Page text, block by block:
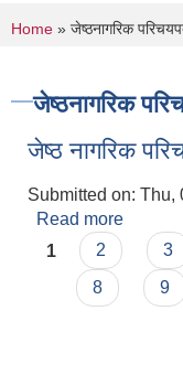
You are
Home » जेष्ठनागरिक
जेष्ठनागरिक
जेष्ठ नागरिक
Submitted on: Thu,
Read more
Pages
1 2 3
8
9